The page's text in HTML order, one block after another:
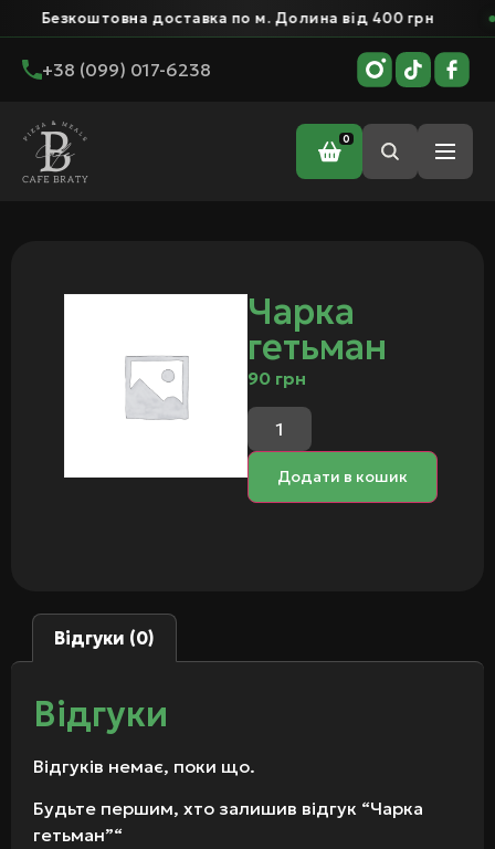
Безкоштовна доставка по м. Долина від 400 грн
+38 (099) 017-6238
0
Головна / Чарка гетьман
Чарка
гетьман
90 грн
Додати в кошик
Відгуки (0)
Відгуки
Відгуків немає, поки що.
Будьте першим, хто залишив відгук “Чарка
гетьман”“